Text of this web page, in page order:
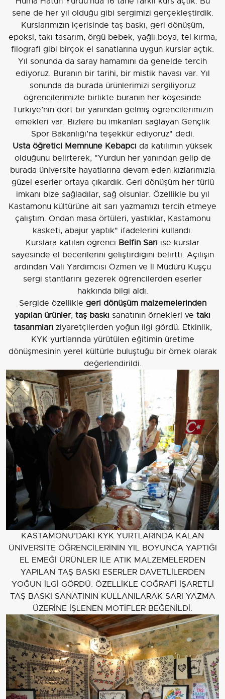
sene de her yıl olduğu gibi sergimizi gerçekleştirdik.
Kurslarımızın içerisinde taş baskı, geri dönüşüm,
epoksi, takı tasarım, örgü bebek, yağlı boya, tel kırma,
filografi gibi birçok el sanatlarına uygun kurslar açtık.
Yıl sonunda da saray hamamını da genelde tercih
ediyoruz. Buranın bir tarihi, bir mistik havası var. Yıl
sonunda da burada ürünlerimizi sergiliyoruz
öğrencilerimizle birlikte buranın her köşesinde
Türkiye’nin dört bir yanından gelmiş öğrencilerimizin
emekleri var. Bizlere bu imkanları sağlayan Gençlik
Spor Bakanlığı’na teşekkür ediyoruz" dedi.
Usta öğretici Memnune Kebapcı da katılımın yüksek
olduğunu belirterek, "Yurdun her yanından gelip de
burada üniversite hayatlarına devam eden kızlarımızla
güzel eserler ortaya çıkardık. Geri dönüşüm her türlü
imkanı bize sağladılar, sağ olsunlar. Özellikle bu yıl
Kastamonu kültürüne ait sarı yazmamızı tercih etmeye
çalıştım. Ondan masa örtüleri, yastıklar, Kastamonu
kasketi, abajur yaptık" ifadelerini kullandı.
Kurslara katılan öğrenci Belfin Sarı ise kurslar
sayesinde el becerilerini geliştirdiğini belirtti. Açılışın
ardından Vali Yardımcısı Özmen ve İl Müdürü Kuşçu
sergi stantlarını gezerek öğrencilerden eserler
hakkında bilgi aldı.
Sergide özellikle geri dönüşüm malzemelerinden
yapılan ürünler, taş baskı sanatının örnekleri ve takı
tasarımları ziyaretçilerden yoğun ilgi gördü. Etkinlik,
KYK yurtlarında yürütülen eğitimin üretime
dönüşmesinin yerel kültürle buluştuğu bir örnek olarak
değerlendirildi.
KASTAMONU’DAKİ KYK YURTLARINDA KALAN
ÜNİVERSİTE ÖĞRENCİLERİNİN YIL BOYUNCA YAPTIĞI
EL EMEĞİ ÜRÜNLER İLE ATIK MALZEMELERDEN
YAPILAN TAŞ BASKI ESERLER DAVETLİLERDEN
YOĞUN İLGİ GÖRDÜ. ÖZELLİKLE COĞRAFİ İŞARETLİ
TAŞ BASKI SANATININ KULLANILARAK SARI YAZMA
ÜZERİNE İŞLENEN MOTİFLER BEĞENİLDİ.